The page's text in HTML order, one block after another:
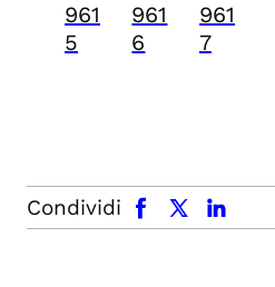
961
5
961
6
961
7
Condividi
facebook x.com linkedin